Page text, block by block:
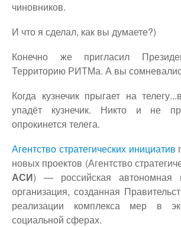
чиновников.
И что я сделал, как вы думаете?)
Конечно же пригласил
Территорию РИТМа. А вы
Когда кузнечик прыгает на
упадёт кузнечик. Никто и не
опрокинется телега.
Агентство стратегических инициатив
новых проектов (Агентство
АСИ) — российская автономная
организация, созданная
реализации комплекса мер в
социальной сферах.